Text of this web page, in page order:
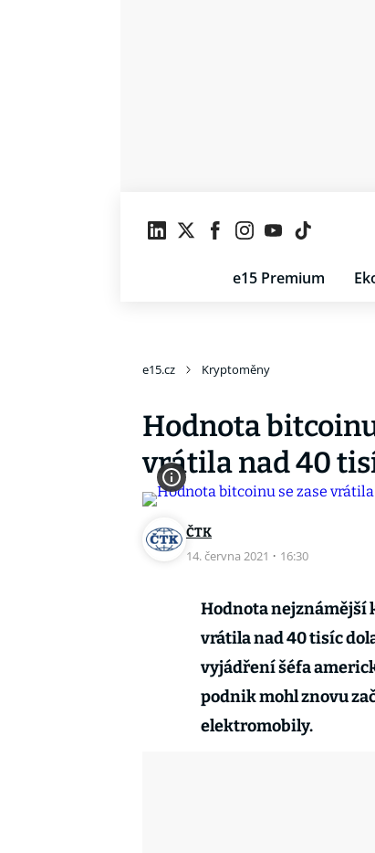
e15 Premium
e15.cz Kryptoměny
Hodnota
vrátila nad 40
ČTK
14. června 2021 · 16:30
Hodnota nejznámější
vrátila nad 40 tisíc
vyjádření šéfa
podnik mohl znovu
elektromobily.